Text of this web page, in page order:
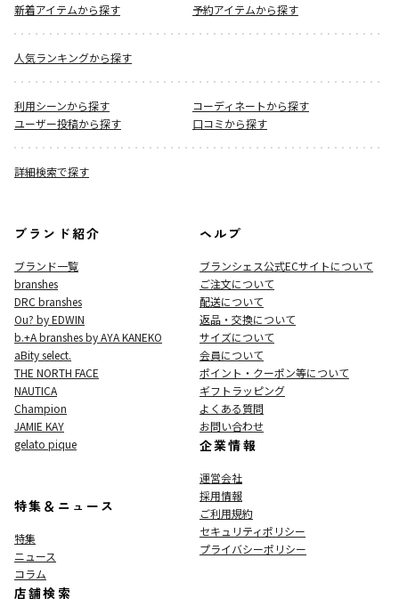
新着アイテムから探す
予約アイテムから探す
人気ランキングから探す
利用シーンから探す
コーディネートから探す
ユーザー投稿から探す
口コミから探す
詳細検索で探す
ブランド紹介
ブランド一覧
branshes
DRC branshes
Ou? by EDWIN
b.+A branshes by AYA KANEKO
aBity select.
THE NORTH FACE
NAUTICA
Champion
JAMIE KAY
gelato pique
特集＆ニュース
特集
ニュース
コラム
店舗検索
ヘルプ
ブランシェス公式ECサイトについて
ご注文について
配送について
返品・交換について
サイズについて
会員について
ポイント・クーポン等について
ギフトラッピング
よくある質問
お問い合わせ
企業情報
運営会社
採用情報
ご利用規約
セキュリティポリシー
プライバシーポリシー